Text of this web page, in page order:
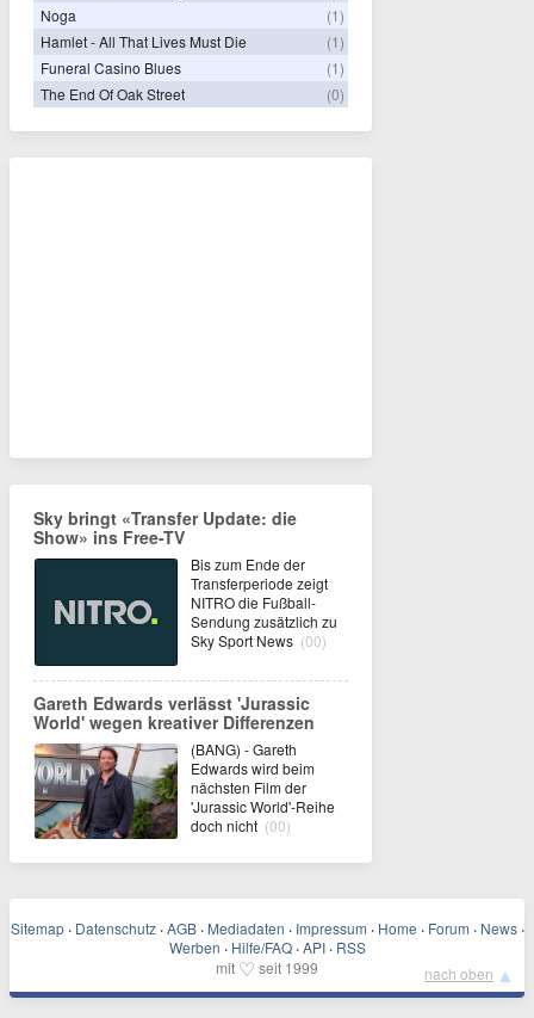
Noga
(1)
Hamlet - All That Lives Must Die
(1)
Funeral Casino Blues
(1)
The End Of Oak Street
(0)
Sky bringt «Transfer Update: die
Show» ins Free-TV
Bis zum Ende der
Transferperiode zeigt
NITRO die Fußball-
Sendung zusätzlich zu
Sky Sport News (00)
Gareth Edwards verlässt 'Jurassic
World' wegen kreativer Differenzen
(BANG) - Gareth
Edwards wird beim
nächsten Film der
'Jurassic World'-Reihe
doch nicht (00)
Sitemap · Datenschutz · AGB · Mediadaten · Impressum · Home · Forum · News ·
Werben · Hilfe/FAQ · API · RSS
mit ♡ seit 1999 nach oben ▲